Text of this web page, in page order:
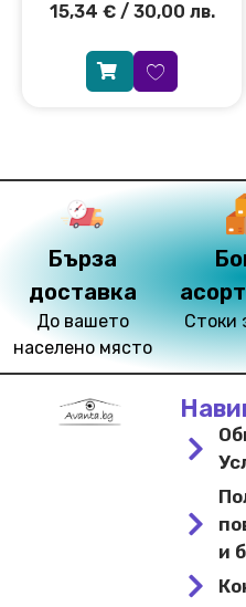
15,34 €/ 30,00 лв.
Бърза
доставка
До вашето
населено място
Стоки
и